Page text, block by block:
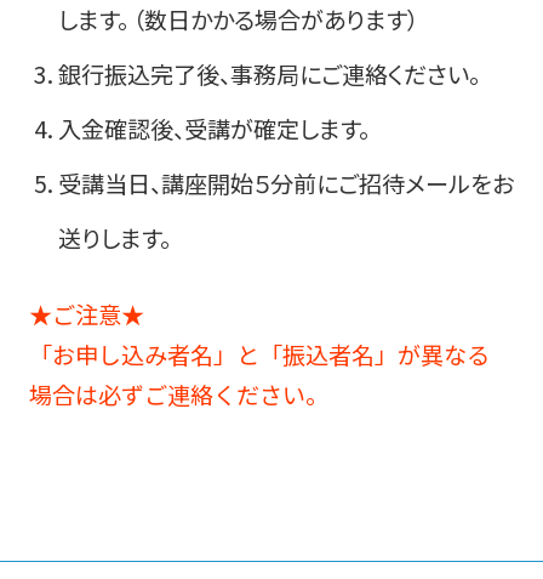
します。 （数日かかる場合があります）
銀行振込完了後、事務局にご連絡ください。
入金確認後、受講が確定します。
受講当日、講座開始５分前にご招待メールをお
送りします。
★ご注意★
「お申し込み者名」と「振込者名」が異なる
場合は必ずご連絡ください。